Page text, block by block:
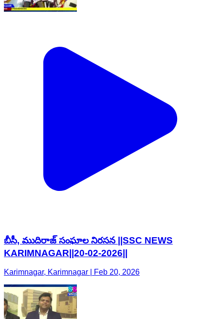
బీసీ, ముదిరాజ్ సంఘాల నిరసన ||SSC NEWS
KARIMNAGAR||20-02-2026||
Karimnagar, Karimnagar | Feb 20, 2026